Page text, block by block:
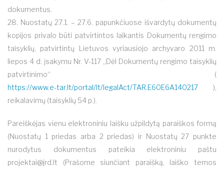
dokumentus.
28. Nuostatų 27.1. – 27.6. papunkčiuose išvardytų dokumentų
kopijos privalo būti patvirtintos laikantis Dokumentų rengimo
taisyklių, patvirtintų Lietuvos vyriausiojo archyvaro 2011 m.
liepos 4 d. įsakymu Nr. V-117 „Dėl Dokumentų rengimo taisyklių
patvirtinimo“ (
https://www.e-tar.lt/portal/lt/legalAct/TAR.E60E6A140217 ),
reikalavimų (taisyklių 54 p.).
Pareiškėjas vienu elektroniniu laišku užpildytą paraiškos formą
(Nuostatų 1 priedas arba 2 priedas) ir Nuostatų 27 punkte
nurodytus dokumentus pateikia elektroniniu paštu
projektai@jrd.lt (Prašome siunčiant paraišką, laiško temos